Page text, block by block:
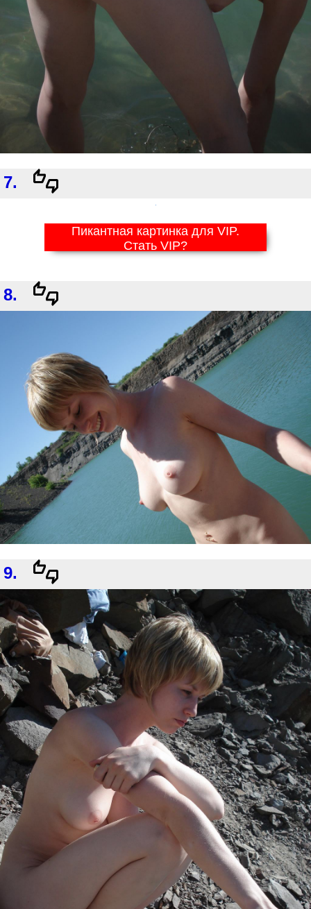
7.
Пикантная картинка для VIP.
Стать VIP?
8.
9.